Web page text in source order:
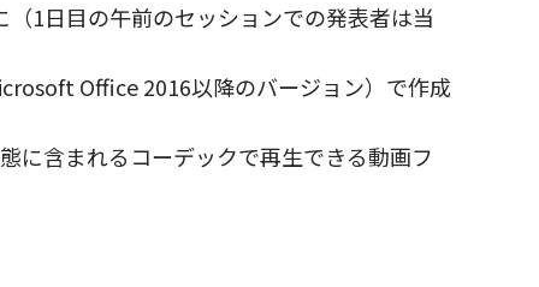
1日目の午前のセッションでの発表者は当
Office 2016以降のバージョン）で作成
に含まれるコーデックで再生できる動画フ